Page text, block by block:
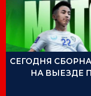
СЕГОДНЯ
НА ВЫЕЗДЕ